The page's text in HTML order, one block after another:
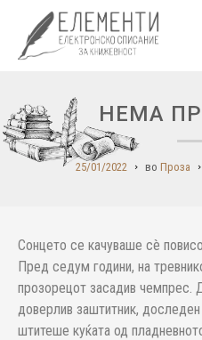
НЕМА
25/01/2022 во Проза
Сонцето се качуваше сè
Пред седум години, на
прозорецот засадив чемпрес.
доверлив заштитник,
штитеше куќата од